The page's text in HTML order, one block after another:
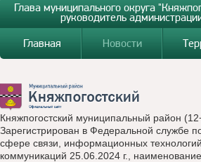
Глава муниципального округа
руководитель
Главная
Новости
Княжпогостский муниципальный район
Зарегистрирован в Федеральной службе
сфере связи, информационных
коммуникаций 25.06.2024 г.,